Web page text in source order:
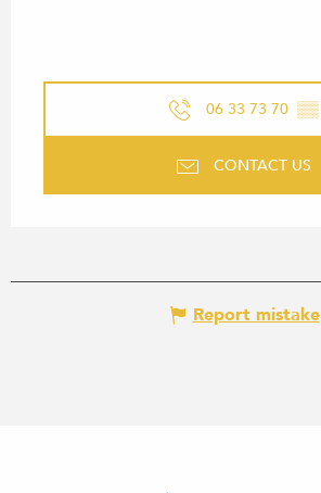
06 33 73 70 ▒▒
CONTACT US
Report mistake